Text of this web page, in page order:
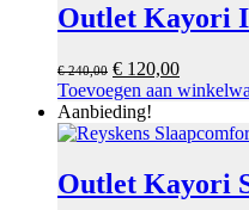
Outlet Kayori
€240,00 Oorspronkelijke
prijs
was:
€ 240,00.
€ 120,00Huidige
prijs
€ 120,00.
Toevoegen aan
Aanbieding!
Outlet Kayori